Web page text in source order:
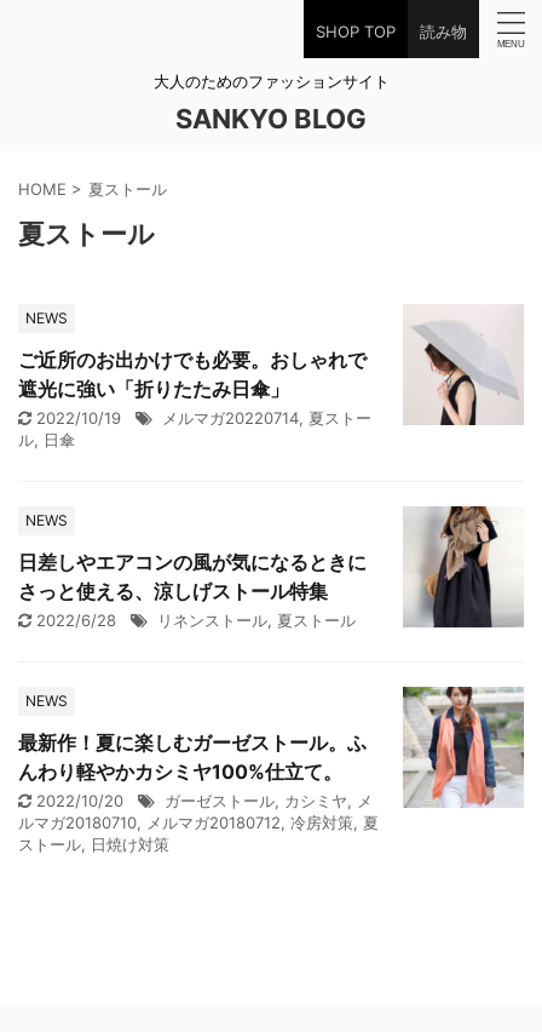
SHOP TOP 読み物
大人のためのファッションサイト
SANKYO BLOG
HOME > 夏ストール
夏ストール
NEWS
ご近所のお出かけでも必要。おしゃれで
遮光に強い「折りたたみ日傘」
2022/10/19 メルマガ20220714, 夏ストー
ル, 日傘
NEWS
日差しやエアコンの風が気になるときに
さっと使える、涼しげストール特集
2022/6/28 リネンストール, 夏ストール
NEWS
最新作！夏に楽しむガーゼストール。ふ
んわり軽やかカシミヤ100%仕立て。
2022/10/20 ガーゼストール, カシミヤ, メ
ルマガ20180710, メルマガ20180712, 冷房対策, 夏
ストール, 日焼け対策